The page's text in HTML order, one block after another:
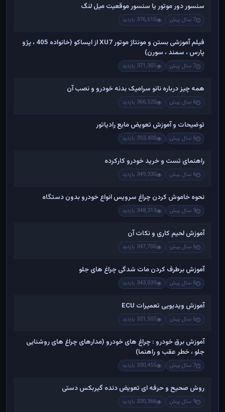
سنسور دور موتور یا سنسور موقعیت میل لنگ
7 سال پیش 376,610 بازدید
فیلم آموزشی بستن و مونتاژ موتور XU7 از ایساکو (خانواده 405 ، پژو
پارس ، سمند ، سورن)
7 سال پیش 371,301 بازدید
همه چیز درباره نانو سرامیک بدنه خودرو و نصب آن
6 سال پیش 366,520 بازدید
توضیحات و آموزش تعویض مایع رادیاتور
6 سال پیش 353,400 بازدید
راهنمای تست و خريد خودرو کارکرده
6 سال پیش 349,330 بازدید
نحوه خاموش کردن چراغ سرویس انواع خودرو بدون دستگاه
9 سال پیش 348,313 بازدید
آموزش لحیم کاری و نکات آن
6 سال پیش 347,700 بازدید
آموزش برطرف کردن مات شدگی چراغ های جلو
6 سال پیش 343,039 بازدید
آموزش ویدیویی تعمیرات ECU
6 سال پیش 331,507 بازدید
آموزش برق خودرو : چراغ های خودرو (مدارهای چراغ های روشنایی
جلو ، خطر عقب و راهنما)
7 سال پیش 330,455 بازدید
روش صحیح و حرفه ای تعویض دنده گیربکس دستی
9 سال پیش 330,366 بازدید